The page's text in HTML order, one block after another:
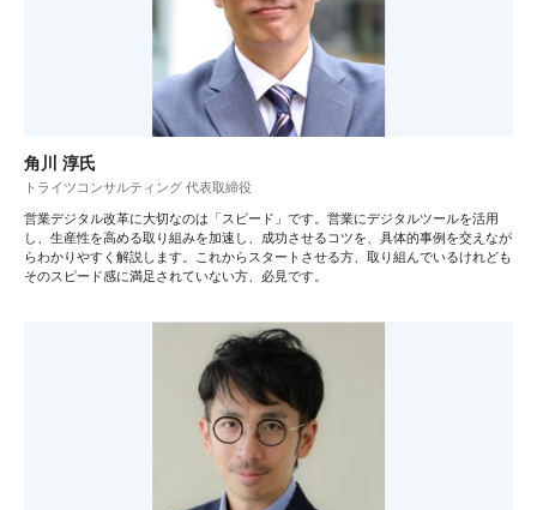
角川 淳氏
トライツコンサルティング 代表取締役
営業デジタル改革に大切なのは「スピード」です。営業にデジタルツールを活用
し、生産性を高める取り組みを加速し、成功させるコツを、具体的事例を交えなが
らわかりやすく解説します。これからスタートさせる方、取り組んでいるけれども
そのスピード感に満足されていない方、必見です。